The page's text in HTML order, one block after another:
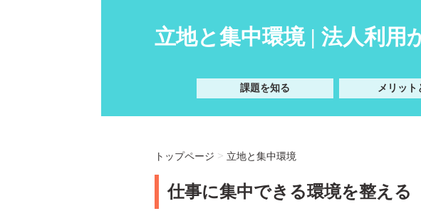
立地と集中環境 | 法人利用
課題を知る メリット
トップページ > 立地と集中環境
仕事に集中できる環境を整える